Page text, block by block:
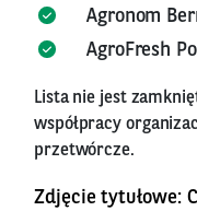
Agronom
AgroFresh
Lista nie jest
współpracy
przetwórcze.
Zdjęcie tytułowe: